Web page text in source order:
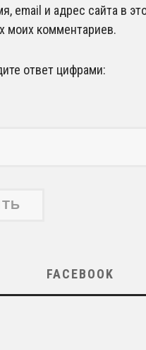
email и адрес сайта в
моих комментариев.
ответ цифрами:
FACEBOOK